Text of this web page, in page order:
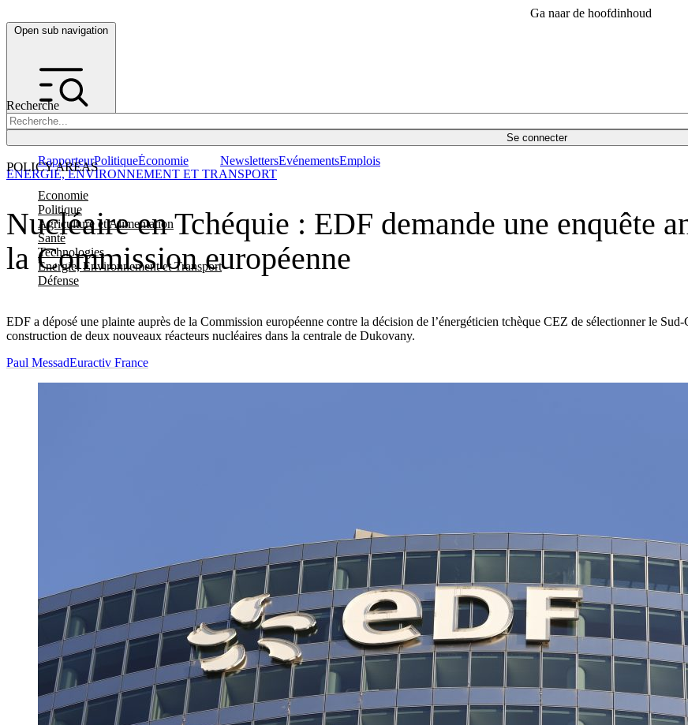
Ga naar de hoofdinhoud
Open sub navigation
Recherche
Se connecter
POLICY AREAS
Economie
Politique
Agriculture et Alimentation
Santé
Technologies
Energie, Environnement et Transport
Défense
RapporteurPolitiqueÉconomie NewslettersEvénementsEmplois
Nucléaire en Tchéquie : EDF demande une enquête
la Commission européenne
EDF a déposé une plainte auprès de la Commission européenne contre la décision de l’énergéticien tchèque CEZ de sélectionner le
construction de deux nouveaux réacteurs nucléaires dans la centrale de Dukovany.
ENERGIE, ENVIRONNEMENT ET TRANSPORT
Paul MessadEuractiv France